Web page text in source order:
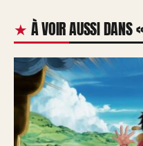
À VOIR AUSSI